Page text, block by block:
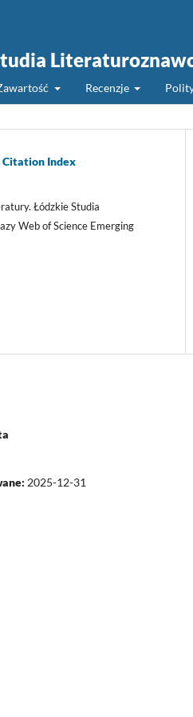
Recenzje
Citation Index
Łódzkie Studia
Web of Science Emerging
2025-12-31